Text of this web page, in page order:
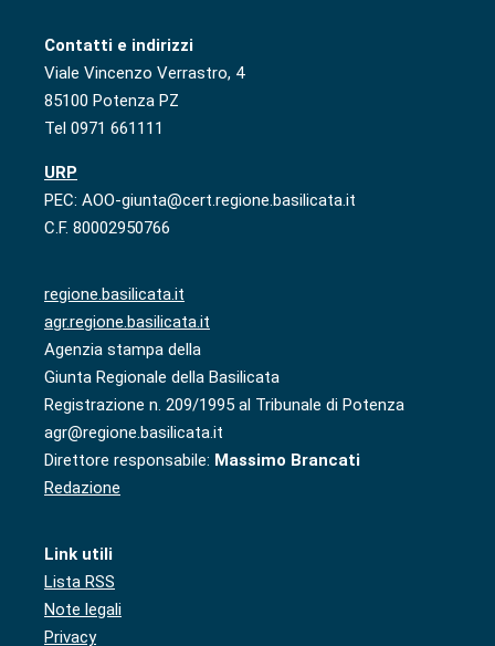
Contatti e indirizzi
Viale Vincenzo Verrastro, 4
85100 Potenza PZ
Tel 0971 661111
URP
PEC: AOO-giunta@cert.regione.basilicata.it
C.F. 80002950766
regione.basilicata.it
agr.regione.basilicata.it
Agenzia stampa della
Giunta Regionale della Basilicata
Registrazione n. 209/1995 al Tribunale di Potenza
agr@regione.basilicata.it
Direttore responsabile: Massimo Brancati
Redazione
Link utili
Lista RSS
Note legali
Privacy